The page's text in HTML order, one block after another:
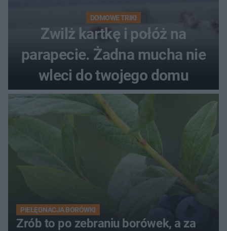
DOMOWE TRIKI
Zwilż kartkę i połóż na
parapecie. Żadna mucha nie
wleci do twojego domu
PIELĘGNACJA BORÓWKI
Zrób to po zebraniu borówek, a za